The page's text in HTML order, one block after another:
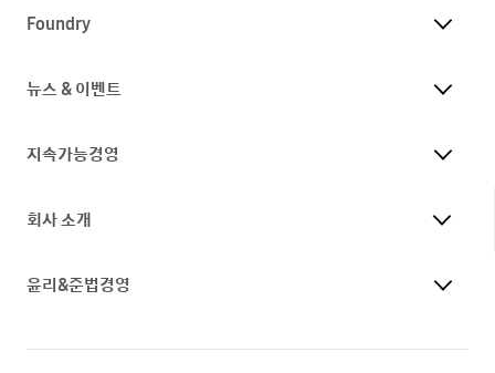
Foundry
뉴스 & 이벤트
지속가능경영
회사 소개
윤리&준법경영